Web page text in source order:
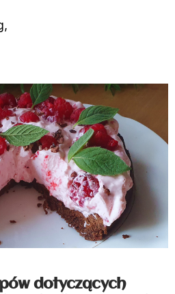
dotyczących